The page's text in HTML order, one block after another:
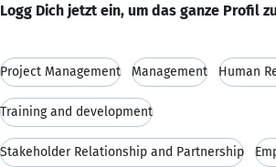
Logg Dich jetzt ein, um das ganze Profil
Project Management Management Human
Training and development
Stakeholder Relationship and Partnership